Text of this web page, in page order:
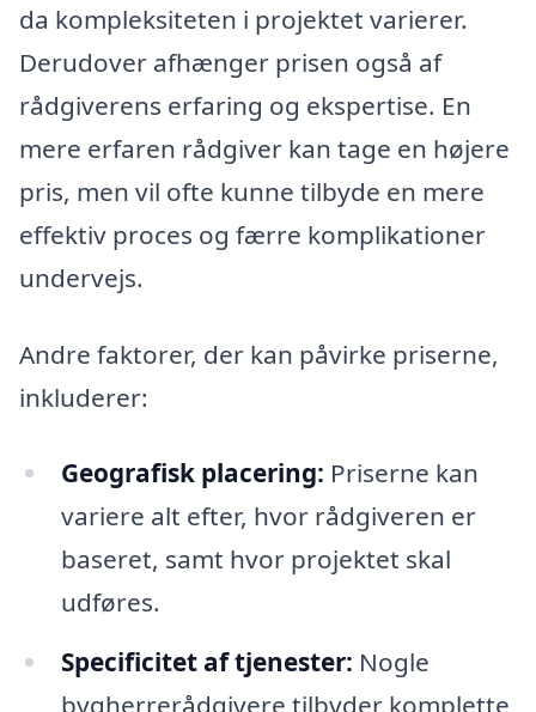
da kompleksiteten i projektet varierer.
Derudover afhænger prisen også af
rådgiverens erfaring og ekspertise. En
mere erfaren rådgiver kan tage en højere
pris, men vil ofte kunne tilbyde en mere
effektiv proces og færre komplikationer
undervejs.
Andre faktorer, der kan påvirke priserne,
inkluderer:
Geografisk placering: Priserne kan
variere alt efter, hvor rådgiveren er
baseret, samt hvor projektet skal
udføres.
Specificitet af tjenester: Nogle
bygherrerådgivere tilbyder komplette